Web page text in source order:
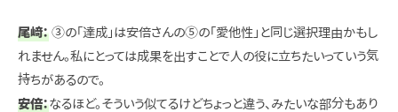
尾﨑： ③の「達成」は安倍さんの⑤の「愛他性」と同じ選択理由かもし
れません。私にとっては成果を出すことで人の役に立ちたいっていう気
持ちがあるので。
安倍：なるほど。そういう似てるけどちょっと違う、みたいな部分もあり